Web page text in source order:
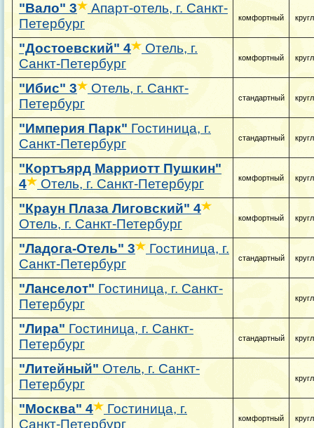
"Вало" 3
Апарт-отель, г. Санкт-
Петербург
комфортный
"Достоевский" 4
Отель, г.
Санкт-Петербург
комфортный
"Ибис" 3
Отель, г. Санкт-
Петербург
стандартный
"Империя Парк" Гостиница, г.
Санкт-Петербург
стандартный
"Кортъярд Марриотт Пушкин"
4
Отель, г. Санкт-Петербург комфортный
"Краун Плаза Лиговский" 4
Отель, г. Санкт-Петербург
комфортный
"Ладога-Отель" 3
Гостиница, г.
Санкт-Петербург
стандартный
"Ланселот" Гостиница, г. Санкт-
Петербург
"Лира" Гостиница, г. Санкт-
Петербург
стандартный
"Литейный" Отель, г. Санкт-
Петербург
"Москва" 4
Гостиница, г.
Санкт-Петербург
комфортный